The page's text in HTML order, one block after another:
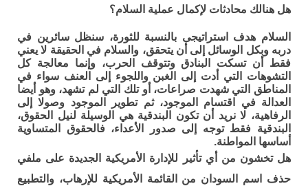
هل هنالك محادثات لإكمال عملية السلام؟
السلام هدف استراتيجى بالنسبة للثورة، سنظل سائرين في
دربه وبكل الوسائل إلى أن يتحقق، والسلام في الحقيقة لا يعني
فقط أن تسكت البنادق وتتوقف الحرب، وإنما معالجة كل
التشوهات التي أدت إلى الغبن واللجوء إلى العنف سواء في
المناطق التي شهدت صراعات، أو تلك التي لم تشهد، وهو أيضا
العدالة في اقتسام الموجود، ثم تطوير الموجود وصولا إلى
الرفاهية، لا نريد أن تكون البندقية هي الوسيلة لنيل الحقوق،
البندقية فقط توجه إلى صدور الأعداء، فالحقوق المتساوية
أساسها المواطنة.
هل تخشون من أي تأثير للإدارة الأمريكية الجديدة على ملفي
حذف اسم السودان من القائمة الأمريكية للإرهاب، والتطبيع